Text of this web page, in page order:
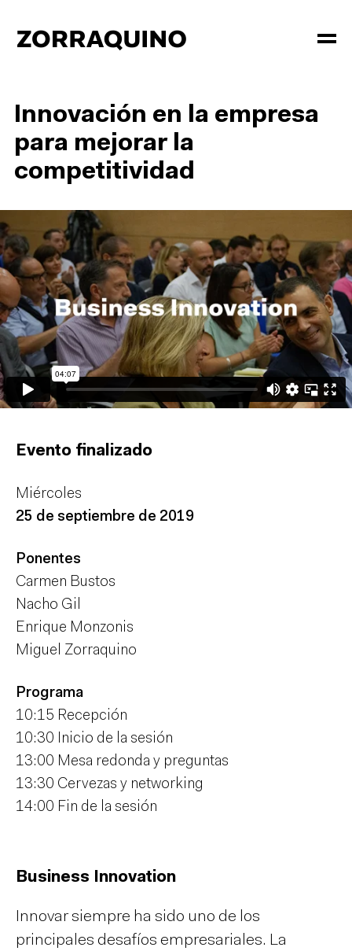
Innovación en la empresa
para mejorar la
competitividad
Evento finalizado
Miércoles
25 de septiembre de 2019
Ponentes
Carmen Bustos
Nacho Gil
Enrique Monzonis
Miguel Zorraquino
Programa
10:15 Recepción
10:30 Inicio de la sesión
13:00 Mesa redonda y preguntas
13:30 Cervezas y networking
14:00 Fin de la sesión
Business Innovation
Innovar siempre ha sido uno de los
principales desafíos empresariales. La